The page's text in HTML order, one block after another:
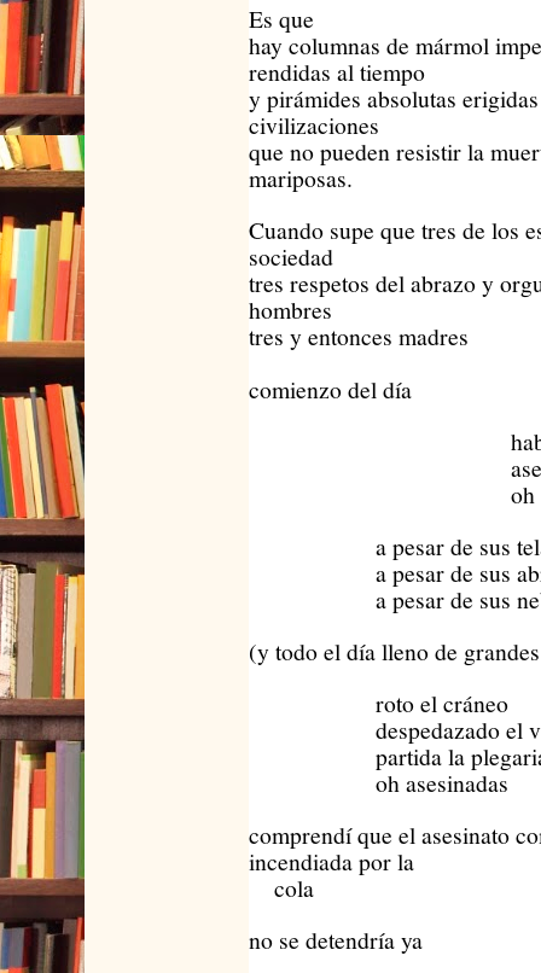
Es que
hay columnas de mármol
rendidas al tiempo
y pirámides absolutas
civilizaciones
que no pueden resistir la
mariposas.
Cuando supe que tres de los
sociedad
tres respetos del abrazo y
hombres
tres y entonces madres
comienzo del día
habían
oh
a pesar de sus
a pesar de sus
a pesar de sus
(y todo el día lleno de
roto el cráneo
despedazado el
partida la
oh asesinadas
comprendí que el asesinato
incendiada por la
cola
no se detendría ya